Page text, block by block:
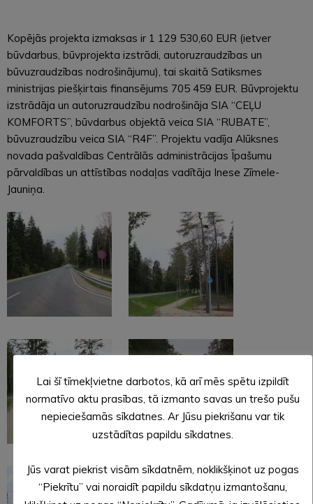
Kopējās projekta izmaksas ir 1 129 530,60 EUR (ietver
būvdarbus, būvprojekta izstrādi, autoruzraudzības un
būvuzraudzības nodrošinājumu), tai skaitā Satiksmes
ministrijas piešķirtais finansējums 705 459 EUR. Būvprojektu
izstrādāja un autoruzraudzību nodrošināja SIA “CEĻU
KOMFORTS”, būvdarbus objektā veica SIA “RUBATE”,
būvuzraudzību veica SIA “R4F”. Projektu vadīja Alūksnes
novada pašvaldības Centrālās administrācijas Īpašumu
pārvaldības un attīstības nodaļas vadītāja Inese Zīmele-
Jauniņa.
Lai šī tīmekļvietne darbotos, kā arī mēs spētu izpildīt
normatīvo aktu prasības, tā izmanto savas un trešo pušu
nepieciešamās sīkdatnes. Ar Jūsu piekrišanu var tik
uzstādītas papildu sīkdatnes.
Jūs varat piekrist visām sīkdatnēm, noklikšķinot uz pogas
“Piekrītu” vai noraidīt papildu sīkdatņu izmantošanu,